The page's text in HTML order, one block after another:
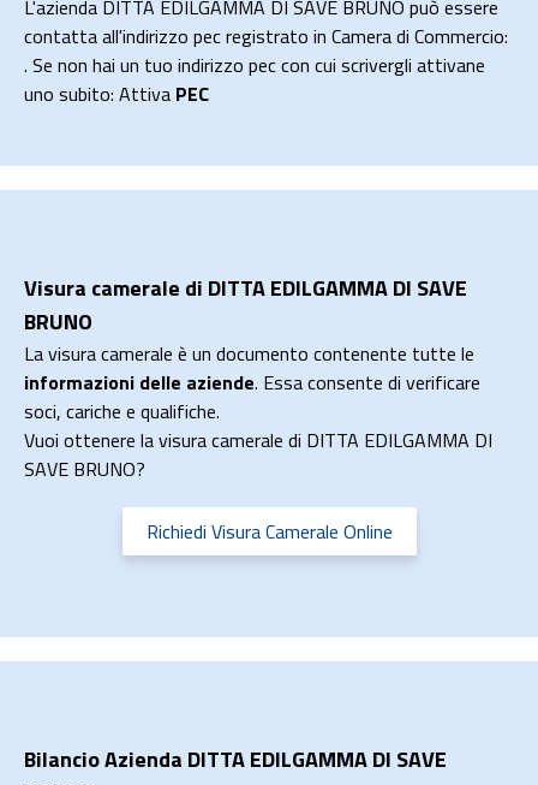
L'azienda DITTA EDILGAMMA DI SAVE BRUNO può essere
contatta all'indirizzo pec registrato in Camera di Commercio:
. Se non hai un tuo indirizzo pec con cui scrivergli attivane
uno subito: Attiva PEC
Visura camerale di DITTA EDILGAMMA DI SAVE
BRUNO
La visura camerale è un documento contenente tutte le
informazioni delle aziende. Essa consente di verificare
soci, cariche e qualifiche.
Vuoi ottenere la visura camerale di DITTA EDILGAMMA DI
SAVE BRUNO?
Richiedi Visura Camerale Online
Bilancio Azienda DITTA EDILGAMMA DI SAVE